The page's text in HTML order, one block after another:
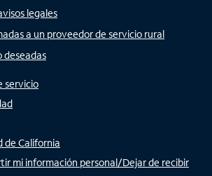
legales
a un proveedor de servicio rural
deseadas
servicio
de California
mi información personal/Dejar de recibir